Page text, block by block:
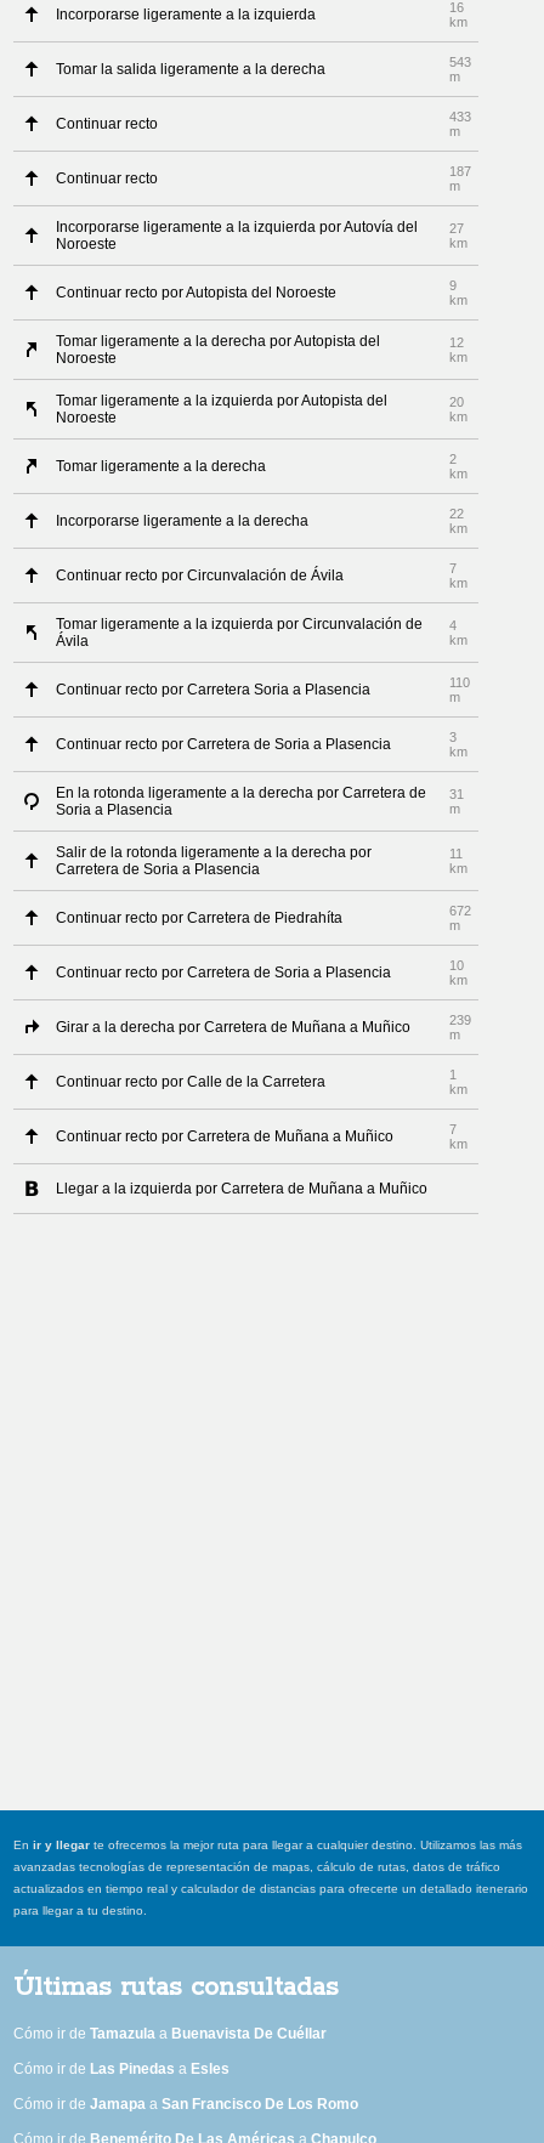
Incorporarse ligeramente a la izquierda
16
km
Tomar la salida ligeramente a la derecha
543
m
Continuar recto
433
m
Continuar recto
187
m
Incorporarse ligeramente a la izquierda por Autovía del
Noroeste
27
km
Continuar recto por Autopista del Noroeste
9
km
Tomar ligeramente a la derecha por Autopista del
Noroeste
12
km
Tomar ligeramente a la izquierda por Autopista del
Noroeste
20
km
Tomar ligeramente a la derecha
2
km
Incorporarse ligeramente a la derecha
22
km
Continuar recto por Circunvalación de Ávila
7
km
Tomar ligeramente a la izquierda por Circunvalación de
Ávila
4
km
Continuar recto por Carretera Soria a Plasencia
110
m
Continuar recto por Carretera de Soria a Plasencia
3
km
En la rotonda ligeramente a la derecha por Carretera de
Soria a Plasencia
31
m
Salir de la rotonda ligeramente a la derecha por
Carretera de Soria a Plasencia
11
km
Continuar recto por Carretera de Piedrahíta
672
m
Continuar recto por Carretera de Soria a Plasencia
10
km
Girar a la derecha por Carretera de Muñana a Muñico
239
m
Continuar recto por Calle de la Carretera
1
km
Continuar recto por Carretera de Muñana a Muñico
7
km
Llegar a la izquierda por Carretera de Muñana a Muñico
Enir y llegar te ofrecemos la mejor ruta para llegar a cualquier destino. Utilizamos las más
avanzadas tecnologías de representación de mapas, cálculo de rutas, datos de tráfico
actualizados en tiempo real y calculador de distancias para ofrecerte un detallado itenerario
para llegar a tu destino.
Últimas rutas consultadas
Cómo ir deTamazula a Buenavista De Cuéllar
Cómo ir de Las Pinedas a Esles
Cómo ir deJamapa aSan Francisco De Los Romo